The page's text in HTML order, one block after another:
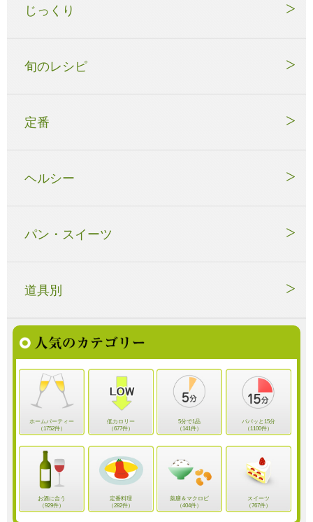
じっくり
旬のレシピ
定番
ヘルシー
パン・スイーツ
道具別
ホームパーティー
（1752件）
低カロリー
（677件）
5分で1品
（141件）
パパッと15分
（1100件）
お酒に合う
（929件）
定番料理
（282件）
薬膳＆マクロビ
（404件）
スイーツ
（767件）